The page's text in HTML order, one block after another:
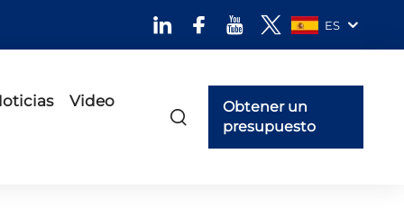
ES
Video
Obtener un
presupuesto